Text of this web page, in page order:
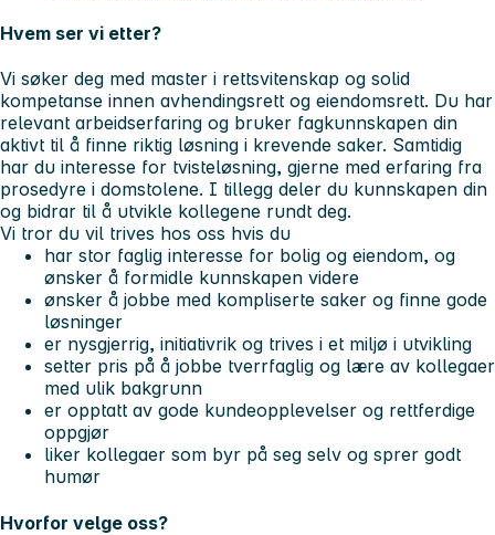
Hvem ser vi etter?
Vi søker deg med master i rettsvitenskap og solid
kompetanse innen avhendingsrett og eiendomsrett. Du har
relevant arbeidserfaring og bruker fagkunnskapen din
aktivt til å finne riktig løsning i krevende saker. Samtidig
har du interesse for tvisteløsning, gjerne med erfaring fra
prosedyre i domstolene. I tillegg deler du kunnskapen din
og bidrar til å utvikle kollegene rundt deg.
Vi tror du vil trives hos oss hvis du
har stor faglig interesse for bolig og eiendom, og
ønsker å formidle kunnskapen videre
ønsker å jobbe med kompliserte saker og finne gode
løsninger
er nysgjerrig, initiativrik og trives i et miljø i utvikling
setter pris på å jobbe tverrfaglig og lære av kollegaer
med ulik bakgrunn
er opptatt av gode kundeopplevelser og rettferdige
oppgjør
liker kollegaer som byr på seg selv og sprer godt
humør
Hvorfor velge oss?